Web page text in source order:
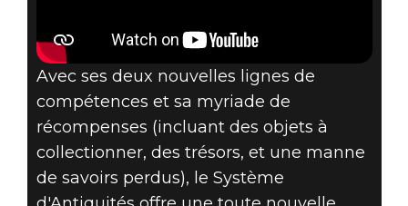
Avec ses deux nouvelles lignes de
compétences et sa myriade de
récompenses (incluant des objets à
collectionner, des trésors, et une manne
de savoirs perdus), le Système